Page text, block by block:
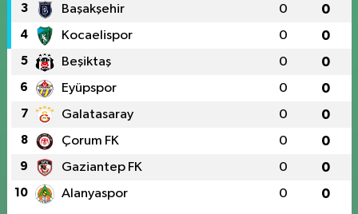
3 Başakşehir 0 0
4 Kocaelispor 0 0
5 Beşiktaş 0 0
6 Eyüpspor 0 0
7 Galatasaray 0 0
8 Çorum FK 0 0
9 Gaziantep FK 0 0
10 Alanyaspor 0 0